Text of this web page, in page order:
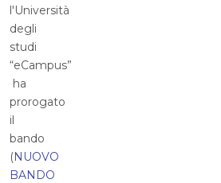
l'Università
degli
studi
“eCampus”
ha
prorogato
il
bando
(NUOVO
BANDO